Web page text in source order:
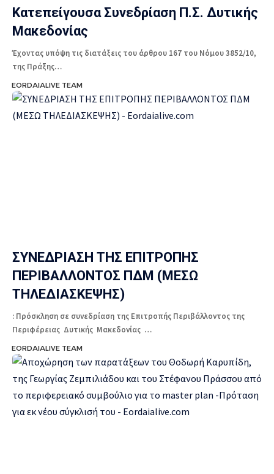
Κατεπείγουσα Συνεδρίαση Π.Σ. Δυτικής
Μακεδονίας
Έχοντας υπόψη τις διατάξεις του άρθρου 167 του Νόμου 3852/10,
της Πράξης…
EORDAIALIVE TEAM
ΣΥΝΕΔΡΙΑΣΗ ΤΗΣ ΕΠΙΤΡΟΠΗΣ
ΠΕΡΙΒΑΛΛΟΝΤΟΣ ΠΔΜ (ΜΕΣΩ
ΤΗΛΕΔΙΑΣΚΕΨΗΣ)
: Πρόσκληση σε συνεδρίαση της Επιτροπής Περιβάλλοντος της
Περιφέρειας Δυτικής Μακεδονίας …
EORDAIALIVE TEAM